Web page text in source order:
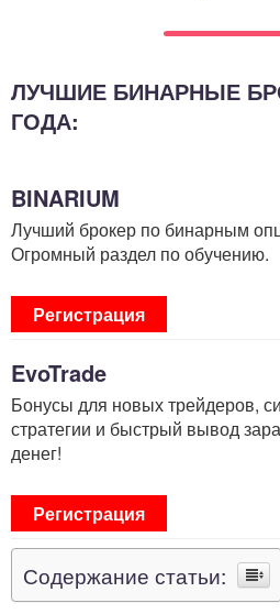
ЛУЧШИЕ БИНАРНЫЕ
ГОДА:
BINARIUM
Лучший брокер по бинарным
Огромный раздел по обучению.
Регистрация
EvoTrade
Бонусы для новых трейдеров,
стратегии и быстрый вывод
денег!
Регистрация
Содержание статьи: